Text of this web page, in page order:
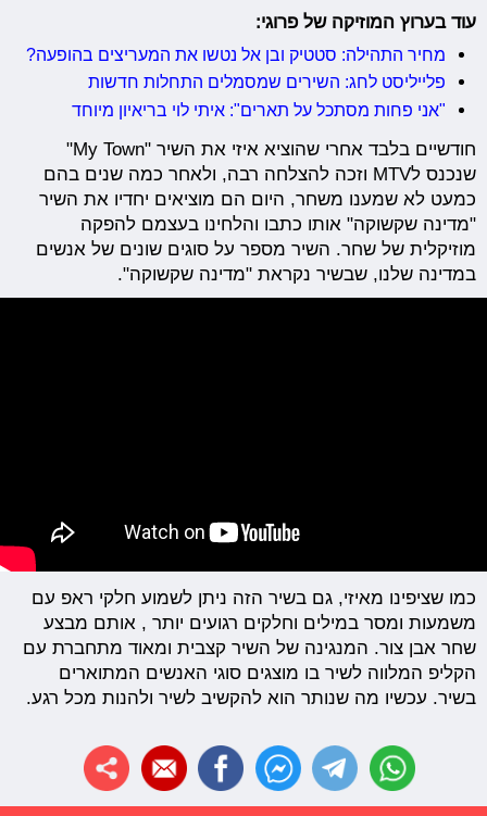
עוד בערוץ המוזיקה של פרוגי:
מחיר התהילה: סטטיק ובן אל נטשו את המעריצים בהופעה?
פלייליסט לחג: השירים שמסמלים התחלות חדשות
"אני פחות מסתכל על תארים": איתי לוי בריאיון מיוחד
חודשיים בלבד אחרי שהוציא איזי את השיר "My Town"
שנכנס לMTV וזכה להצלחה רבה, ולאחר כמה שנים בהם
כמעט לא שמענו משחר, היום הם מוציאים יחדיו את השיר
"מדינה שקשוקה" אותו כתבו והלחינו בעצמם להפקה
מוזיקלית של שחר. השיר מספר על סוגים שונים של אנשים
במדינה שלנו, שבשיר נקראת "מדינה שקשוקה".
כמו שציפינו מאיזי, גם בשיר הזה ניתן לשמוע חלקי ראפ עם
משמעות ומסר במילים וחלקים רגועים יותר , אותם מבצע
שחר אבן צור. המנגינה של השיר קצבית ומאוד מתחברת עם
הקליפ המלווה לשיר בו מוצגים סוגי האנשים המתוארים
בשיר. עכשיו מה שנותר הוא להקשיב לשיר ולהנות מכל רגע.